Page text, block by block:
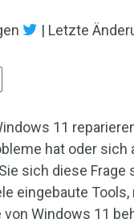
| Letzte
11
hat oder sich
sich diese Frage
eingebaute Tools,
Windows 11